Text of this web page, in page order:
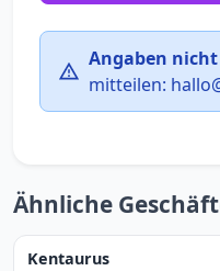
Angaben
mitteilen:
Ähnliche
Kentaurus